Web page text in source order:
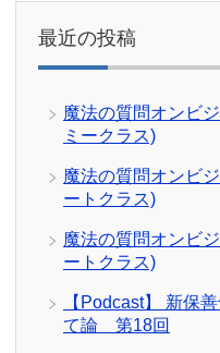
最近の投稿
魔法の質問オンビ
ミークラス)
魔法の質問オンビ
ートクラス)
魔法の質問オンビ
ートクラス)
【Podcast】 新保
て論 第18回